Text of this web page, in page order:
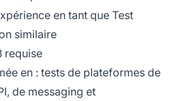
en tant que Test
similaire
requise
en : tests de plateformes de
de messaging et